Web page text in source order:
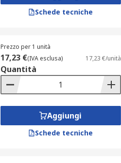
Schede tecniche
Prezzo per 1 unità
17,23 €(IVA esclusa) 17,23 €/unità
Quantità
Aggiungi
Schede tecniche